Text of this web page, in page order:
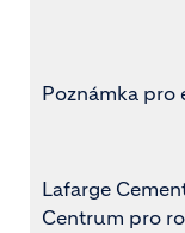
Poznámka pro
Lafarge
Centrum pro